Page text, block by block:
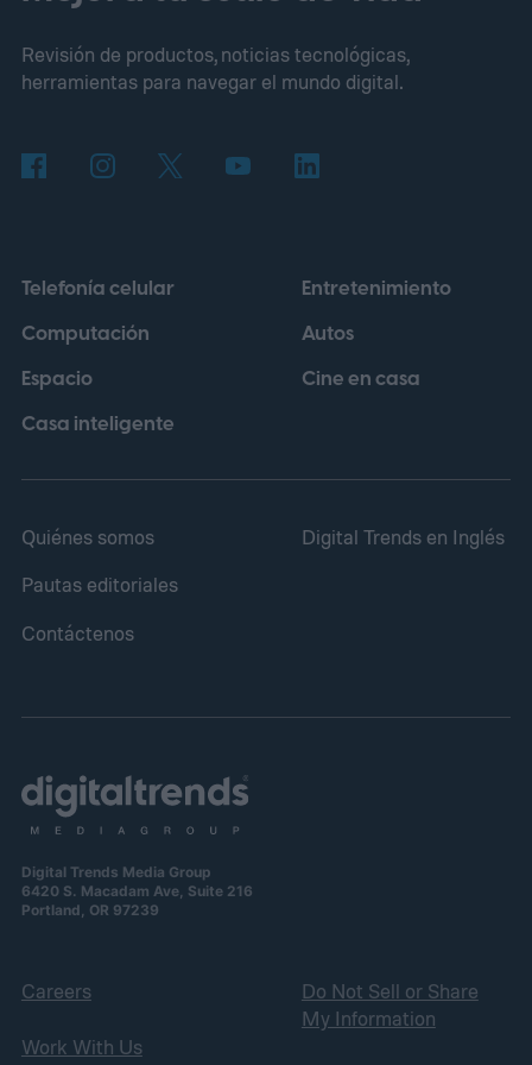
propietarios de Nintendo Switch también
recibirán una vía de actualización digital,
aunque Mojang afirma que los precios y
bloques han estado apareciendo en los
Revisión de productos, noticias tecnológicas,
herramientas para navegar el mundo digital.
Telefonía celular
Computación
Espacio
Casa inteligente
Entretenimiento
Autos
Cine en casa
Quiénes somos
Pautas editoriales
Contáctenos
Digital Trends en Inglés
Digital Trends Media Group
6420 S. Macadam Ave, Suite 216
Portland, OR 97239
Careers
Work With Us
Do Not Sell or Share
My Information